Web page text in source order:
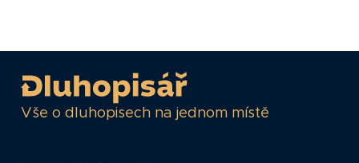
Vše o dluhopisech na jednom místě